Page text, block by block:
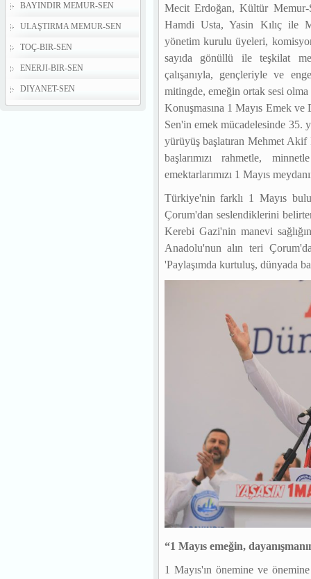
BAYINDIR MEMUR-SEN
ULAŞTIRMA MEMUR-SEN
TOÇ-BIR-SEN
ENERJI-BIR-SEN
DIYANET-SEN
Mecit Erdoğan, Kültür Memur-
Hamdi Usta, Yasin Kılıç ile
yönetim kurulu üyeleri,
sayıda gönüllü ile teşkilat
çalışanıyla, gençleriyle ve
mitingde, emeğin ortak sesi olma
Konuşmasına 1 Mayıs Emek
Sen'in emek mücadelesinde 35.
yürüyüş başlatıran Mehmet
başlarımızı rahmetle,
emektarlarımızı 1 Mayıs
Türkiye'nin farklı 1 Mayıs
Çorum'dan seslendiklerini
Kerebi Gazi'nin manevi
Anadolu'nun alın teri
'Paylaşımda kurtuluş, dünyada
“1 Mayıs emeğin,
1 Mayıs'ın önemine ve